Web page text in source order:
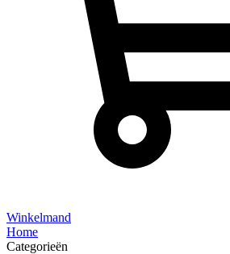
Winkelmand
Home
Categorieën